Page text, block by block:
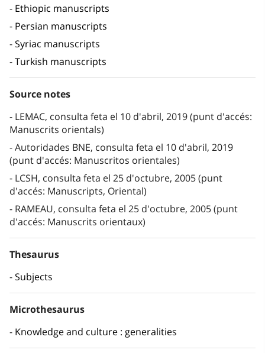
Ethiopic manuscripts
Persian manuscripts
Syriac manuscripts
Turkish manuscripts
Source notes
LEMAC, consulta feta el 10 d'abril, 2019 (punt d'accés:
Manuscrits orientals)
Autoridades BNE, consulta feta el 10 d'abril, 2019
(punt d'accés: Manuscritos orientales)
LCSH, consulta feta el 25 d'octubre, 2005 (punt
d'accés: Manuscripts, Oriental)
RAMEAU, consulta feta el 25 d'octubre, 2005 (punt
d'accés: Manuscrits orientaux)
Thesaurus
Subjects
Microthesaurus
Knowledge and culture : generalities